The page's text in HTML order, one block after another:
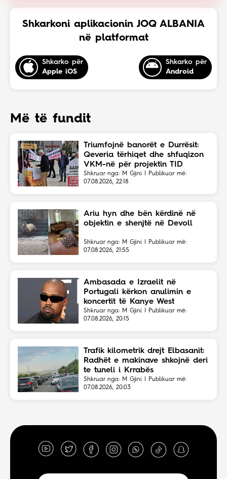
Shkarkoni aplikacionin JOQ ALBANIA
në platformat
Shkarko për
Apple iOS
Shkarko për
Android
Më të fundit
Triumfojnë banorët e Durrësit:
Qeveria tërhiqet dhe shfuqizon
VKM-në për projektin TID
Shkruar nga: M Gjini | Publikuar më:
07.08.2026, 22:18
Ariu hyn dhe bën kërdinë në
objektin e shenjtë në Devoll
Shkruar nga: M Gjini | Publikuar më:
07.08.2026, 21:55
Ambasada e Izraelit në
Portugali kërkon anulimin e
koncertit të Kanye West
Shkruar nga: M Gjini | Publikuar më:
07.08.2026, 20:15
Trafik kilometrik drejt Elbasanit:
Radhët e makinave shkojnë deri
te tuneli i Krrabës
Shkruar nga: M Gjini | Publikuar më:
07.08.2026, 20:03